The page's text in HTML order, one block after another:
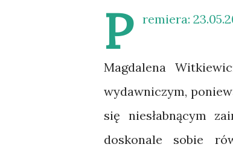
P remiera:
Magdalena
wydawniczym,
się niesłabnącym
doskonale sobie